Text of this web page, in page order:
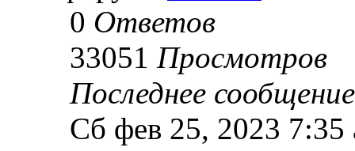
0 Ответов
33051 Просмотров
Последнее
Сб фев 25, 2023 7:35